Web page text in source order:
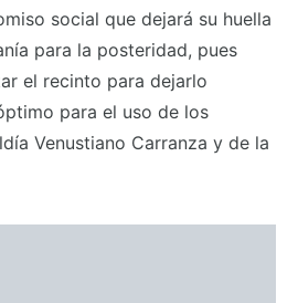
social que dejará su huella
para la posteridad, pues
el recinto para dejarlo
para el uso de los
Venustiano Carranza y de la